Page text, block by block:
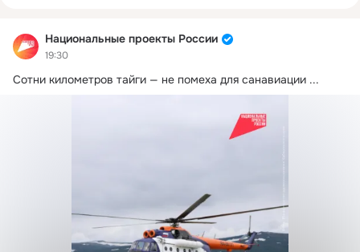
Национальные проекты России
19:30
Сотни километров тайги — не помеха для санавиации ...
https://vk.com/nationalprojectsru